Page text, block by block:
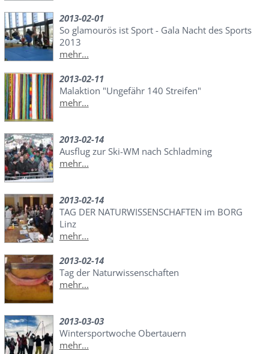
2013-02-01
So glamourös ist Sport - Gala Nacht des Sports
2013
mehr...
2013-02-11
Malaktion "Ungefähr 140 Streifen"
mehr...
2013-02-14
Ausflug zur Ski-WM nach Schladming
mehr...
2013-02-14
TAG DER NATURWISSENSCHAFTEN im BORG
Linz
mehr...
2013-02-14
Tag der Naturwissenschaften
mehr...
2013-03-03
Wintersportwoche Obertauern
mehr...